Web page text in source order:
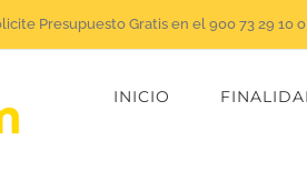
Presupuesto Gratis en el 900 73 29 10
INICIO